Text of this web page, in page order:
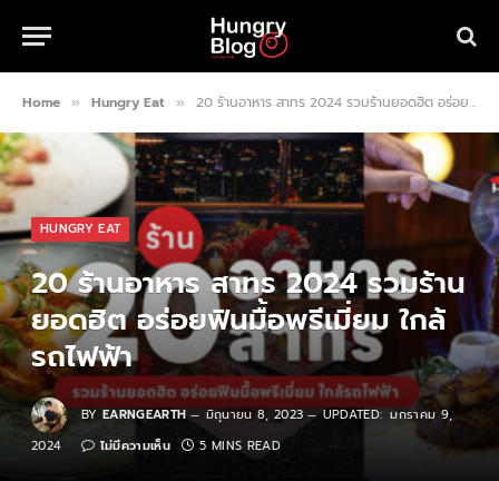
Home » Hungry Eat » 20 ร้านอาหาร สาทร 2024 รวมร้านยอดฮิต อร่อยฟินมื้อพรีเมี่ยม ใกล้รถไฟฟ้า
HUNGRY EAT
20 ร้านอาหาร สาทร 2024 รวมร้าน
ยอดฮิต อร่อยฟินมื้อพรีเมี่ยม ใกล้
รถไฟฟ้า
BY EARNGEARTH มิถุนายน 8, 2023 UPDATED: มกราคม 9,
2024
ไม่มีความเห็น 5 MINS READ